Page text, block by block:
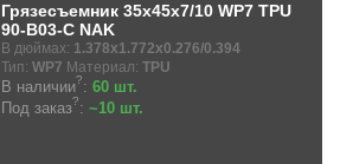
Грязесъемник 35x45x7/10 WP7 TPU
90-B03-C NAK
В дюймах: 1.378x1.772x0.276/0.394
Тип: WP7 Материал: TPU
В наличии?: 60 шт.
Под заказ?: ~10 шт.